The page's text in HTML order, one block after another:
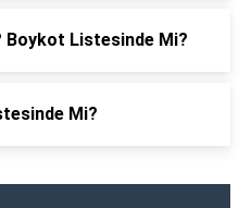
Boykot Listesinde Mi?
Mi?